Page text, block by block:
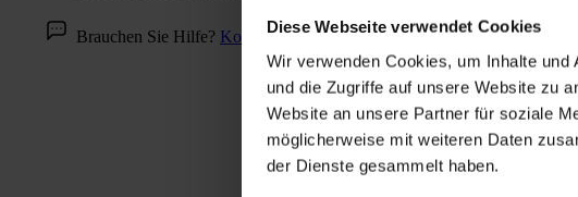
Diese Webseite verwendet Cookies
Wir verwenden Cookies, um Inhalte
und die Zugriffe auf unsere Website zu
Website an unsere Partner für soziale
möglicherweise mit weiteren Daten
der Dienste gesammelt haben.
Brauchen Sie Hilfe? Kontaktieren Sie uns!